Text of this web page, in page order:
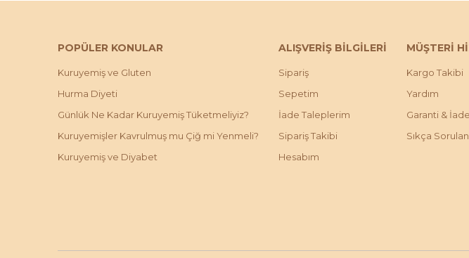
POPÜLER KONULAR
Kuruyemiş ve Gluten
Hurma Diyeti
Günlük Ne Kadar Kuruyemiş Tüketmeliyiz?
Kuruyemişler Kavrulmuş mu Çiğ mi Yenmeli?
Kuruyemiş ve Diyabet
ALIŞVERİŞ BİLGİLERİ
Sipariş
Sepetim
İade Taleplerim
Sipariş Takibi
Hesabım
MÜŞTERİ
Kargo Takibi
Yardım
Garanti &
Sıkça